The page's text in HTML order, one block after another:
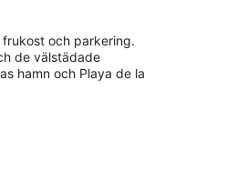
och parkering.
de välstädade
hamn och Playa de la